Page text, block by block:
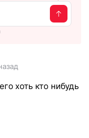
хоть кто нибудь